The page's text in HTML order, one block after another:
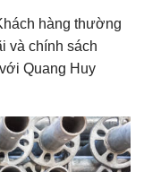
hàng thường
và chính sách
Quang Huy